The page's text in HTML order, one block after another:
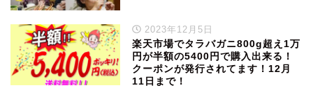
2023年12月5日
楽天市場でタラバガニ800g超え1万
円が半額の5400円で購入出来る！
クーポンが発行されてます！12月
11日まで！